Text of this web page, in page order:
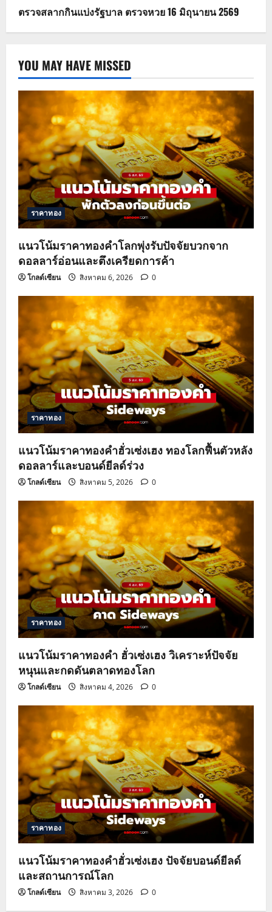
ตรวจสลากกินแบ่งรัฐบาล ตรวจหวย 16 มิถุนายน 2569
YOU MAY HAVE MISSED
ราคาทอง
แนวโน้มราคาทองคำโลกพุ่งรับปัจจัยบวกจาก
ดอลลาร์อ่อนและตึงเครียดการค้า
โกลด์เซียน สิงหาคม 6, 2026 0
ราคาทอง
แนวโน้มราคาทองคำฮั่วเซ่งเฮง ทองโลกฟื้นตัวหลัง
ดอลลาร์และบอนด์ยีลด์ร่วง
โกลด์เซียน สิงหาคม 5, 2026 0
ราคาทอง
แนวโน้มราคาทองคำ ฮั่วเซ่งเฮง วิเคราะห์ปัจจัย
หนุนและกดดันตลาดทองโลก
โกลด์เซียน สิงหาคม 4, 2026 0
ราคาทอง
แนวโน้มราคาทองคำฮั่วเซ่งเฮง ปัจจัยบอนด์ยีลด์
และสถานการณ์โลก
โกลด์เซียน สิงหาคม 3, 2026 0